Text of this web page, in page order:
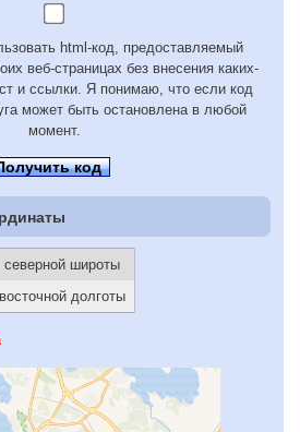
html-код, предоставляемый
веб-страницах без внесения каких-
и ссылки. Я понимаю, что если код
может быть остановлена в любой
момент.
код
северной широты
восточной долготы